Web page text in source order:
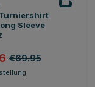
Sleeve
€69.95